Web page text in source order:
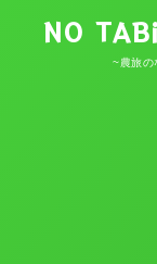
NO
~農旅の